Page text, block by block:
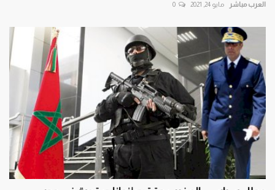
العرب مباشر مايو 24, 2021 0